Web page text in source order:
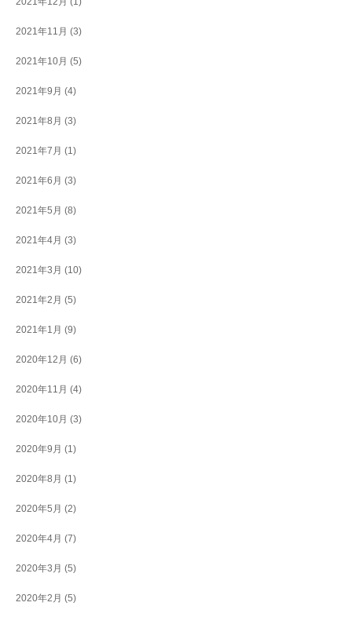
2021年11月 (3)
2021年10月 (5)
2021年9月 (4)
2021年8月 (3)
2021年7月 (1)
2021年6月 (3)
2021年5月 (8)
2021年4月 (3)
2021年3月 (10)
2021年2月 (5)
2021年1月 (9)
2020年12月 (6)
2020年11月 (4)
2020年10月 (3)
2020年9月 (1)
2020年8月 (1)
2020年5月 (2)
2020年4月 (7)
2020年3月 (5)
2020年2月 (5)